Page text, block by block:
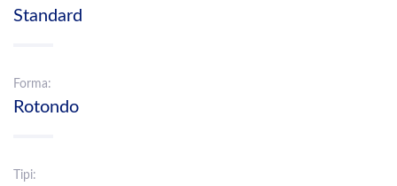
Standard
Forma:
Rotondo
Tipi: